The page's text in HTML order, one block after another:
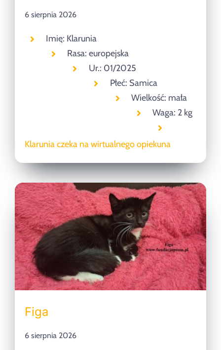
6 sierpnia 2026
Imię: Klarunia
Rasa: europejska
Ur.: 01/2025
Płeć: Samica
Wielkość: mała
Waga: 2 kg
Klarunia czeka na wirtualnego opiekuna
Figa
6 sierpnia 2026